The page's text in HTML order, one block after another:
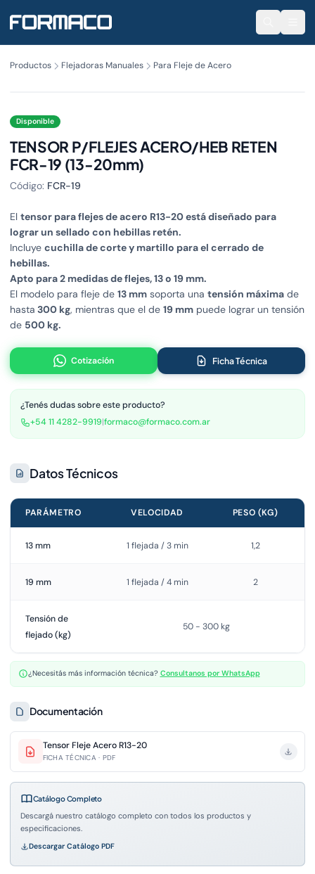
Productos Flejadoras Manuales Para Fleje de Acero
Disponible
TENSOR P/FLEJES ACERO/HEB RETEN
FCR-19 (13-20mm)
Código: FCR-19
El tensor para flejes de acero R13-20 está diseñado para
lograr un sellado con hebillas retén.
Incluye cuchilla de corte y martillo para el cerrado de
hebillas.
Apto para 2 medidas de flejes, 13 o 19 mm.
El modelo para fleje de 13 mm soporta una tensión máxima de
hasta 300 kg, mientras que el de 19 mm puede lograr un tensión
de 500 kg.
Cotización Ficha Técnica
¿Tenés dudas sobre este producto?
+54 11 4282-9919|formaco@formaco.com.ar
Datos Técnicos
PARÁMETRO VELOCIDAD PESO (KG)
13 mm 1 flejada / 3 min 1,2
19 mm 1 flejada / 4 min 2
Tensión de
flejado (kg)
50 - 300 kg
¿Necesitás más información técnica? Consultanos por WhatsApp
Documentación
Tensor Fleje Acero R13-20
FICHA TÉCNICA · PDF
Catálogo Completo
Descargá nuestro catálogo completo con todos los productos y
especificaciones.
Descargar Catálogo PDF